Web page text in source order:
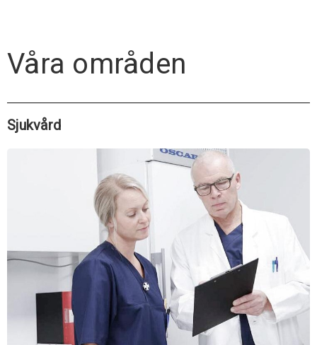
Våra områden
Sjukvård